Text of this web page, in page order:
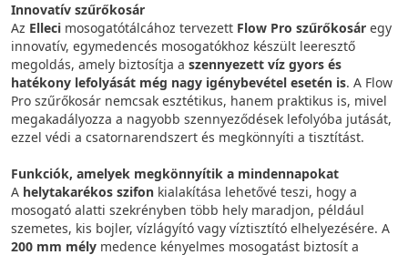
Innovatív szűrőkosár
Az Elleci mosogatótálcához tervezett Flow Pro szűrőkosár egy
innovatív, egymedencés mosogatókhoz készült leeresztő
megoldás, amely biztosítja a szennyezett víz gyors és
hatékony lefolyását még nagy igénybevétel esetén is. A Flow
Pro szűrőkosár nemcsak esztétikus, hanem praktikus is, mivel
megakadályozza a nagyobb szennyeződések lefolyóba jutását,
ezzel védi a csatornarendszert és megkönnyíti a tisztítást.
Funkciók, amelyek megkönnyítik a mindennapokat
A helytakarékos szifon kialakítása lehetővé teszi, hogy a
mosogató alatti szekrényben több hely maradjon, például
szemetes, kis bojler, vízlágyító vagy víztisztító elhelyezésére. A
200 mm mély medence kényelmes mosogatást biztosít a